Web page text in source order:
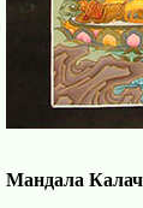
Мандала